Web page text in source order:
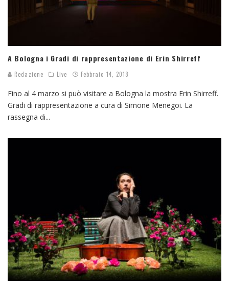
A Bologna i Gradi di rappresentazione di Erin Shirreff
Redazione Live Febbraio 14, 2018
Fino al 4 marzo si può visitare a Bologna la mostra Erin Shirreff.
Gradi di rappresentazione a cura di Simone Menegoi. La
rassegna di...